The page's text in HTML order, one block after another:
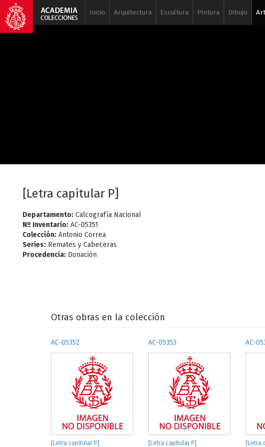
Inicio Arquitectura Escultura Pintura Dibujo
[Letra capitular P]
Departamento: Calcografía Nacional
Nº Inventario: AC-05351
Colección: Antonio Correa
Series: Remates y Cabeceras
Procedencia: Donación
Otras obras en la colección
AC-05352
[Letra capitular P]
AC-05353
[Letra capitular P]
AC-
[Letra